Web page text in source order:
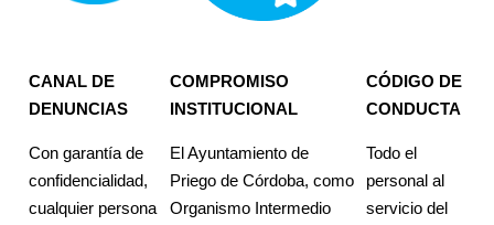
CANAL DE
DENUNCIAS
Con garantía de
confidencialidad,
cualquier persona
COMPROMISO
INSTITUCIONAL
El Ayuntamiento de
Priego de Córdoba, como
Organismo Intermedio
CÓDIGO DE
CONDUCTA
Todo el
personal al
servicio del